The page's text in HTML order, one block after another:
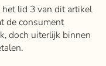
lid 3 van dit artikel
de consument
doch uiterlijk binnen